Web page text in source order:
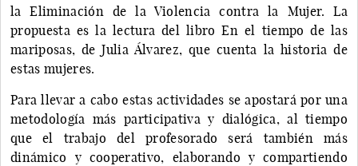
la Eliminación de la Violencia contra la Mujer. La
propuesta es la lectura del libro En el tiempo de las
mariposas, de Julia Álvarez, que cuenta la historia de
estas mujeres.
Para llevar a cabo estas actividades se apostará por una
metodología más participativa y dialógica, al tiempo
que el trabajo del profesorado será también más
dinámico y cooperativo, elaborando y compartiendo